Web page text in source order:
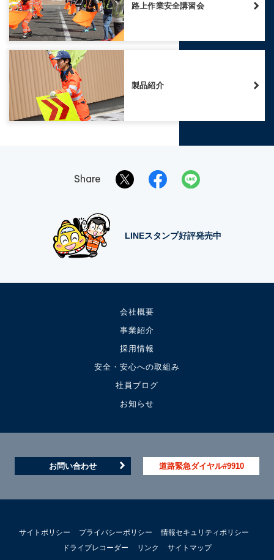
路上作業安全講習会
製品紹介
Share
LINEスタンプ好評発売中
会社概要
事業紹介
採用情報
安全・安心への取組み
社員ブログ
お知らせ
お問い合わせ 道路緊急ダイヤル#9910
サイトポリシー プライバシーポリシー
情報セキュリティポリシー
ドライブレコーダー
リンク サイトマップ